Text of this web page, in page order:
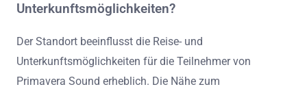
Unterkunftsmöglichkeiten?
Der Standort beeinflusst die Reise- und
Unterkunftsmöglichkeiten für die Teilnehmer von
Primavera Sound erheblich. Die Nähe zum